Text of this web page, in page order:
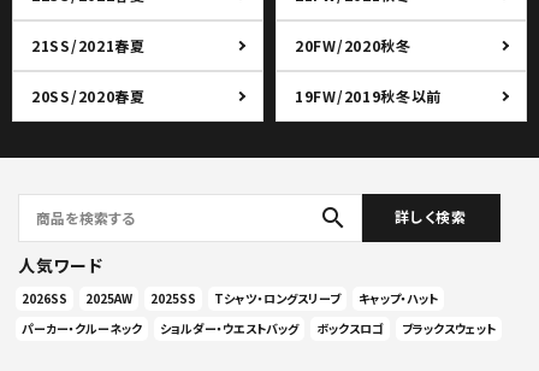
21SS/2021春夏 20FW/2020秋冬
20SS/2020春夏 19FW/2019秋冬以前
search 詳しく検索
人気ワード
2026SS 2025AW 2025SS Tシャツ・ロングスリーブ
キャップ・ハット
パーカー・クルーネック
ショルダー・ウエストバッグ ボックスロゴ ブラックスウェット